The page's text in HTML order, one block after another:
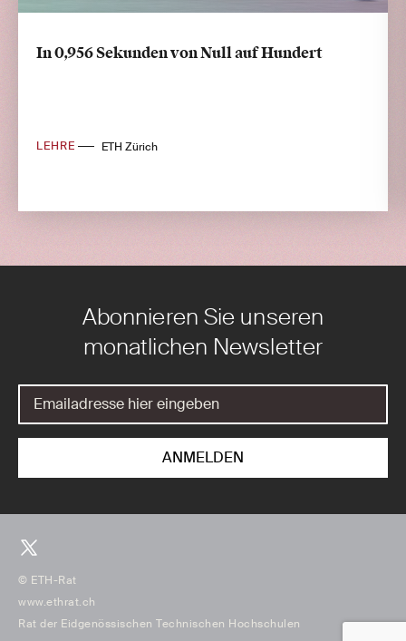
In 0,956 Sekunden von Null auf Hundert
LEHRE ETH Zürich
Abonnieren Sie unseren
monatlichen Newsletter
© ETH-Rat
www.ethrat.ch
Rat der Eidgenössischen Technischen Hochschulen